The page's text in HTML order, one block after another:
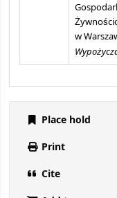
w
Place hold
Print
Cite